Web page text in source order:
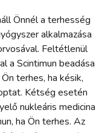
Önnél a terhesség
alkalmazása
Feltétlenül
a Scintimun beadása
terhes, ha késik,
Kétség esetén
nukleáris medicina
ha Ön terhes. Az